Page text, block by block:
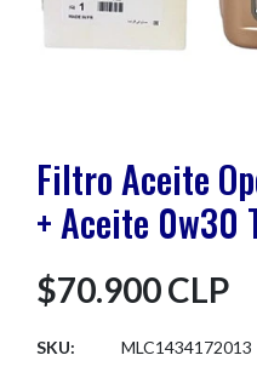
Filtro Aceite
+ Aceite 0w30
$70.900 CLP
SKU: MLC1434172013